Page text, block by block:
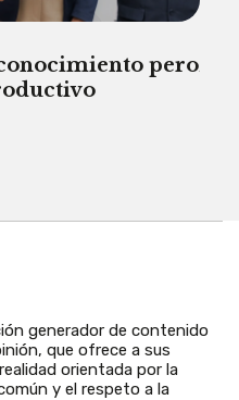
pero
generador de contenido
que ofrece a sus
orientada por la
y el respeto a la